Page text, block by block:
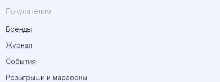
Покупателям
Бренды
Журнал
События
Розыгрыши и марафоны